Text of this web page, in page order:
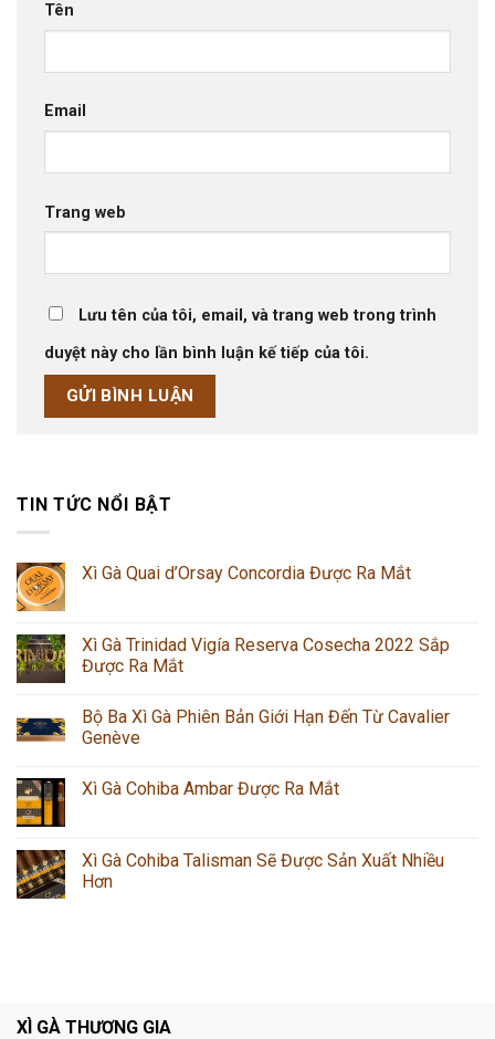
Tên
Email
Trang web
Lưu tên của tôi, email, và trang web trong trình
duyệt này cho lần bình luận kế tiếp của tôi.
TIN TỨC NỔI BẬT
Xì Gà Quai d’Orsay Concordia Được Ra Mắt
Xì Gà Trinidad Vigía Reserva Cosecha 2022 Sắp
Được Ra Mắt
Bộ Ba Xì Gà Phiên Bản Giới Hạn Đến Từ Cavalier
Genève
Xì Gà Cohiba Ambar Được Ra Mắt
Xì Gà Cohiba Talisman Sẽ Được Sản Xuất Nhiều
Hơn
XÌ GÀ THƯƠNG GIA